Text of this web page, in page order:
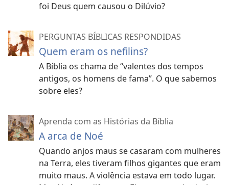
foi Deus quem causou o Dilúvio?
PERGUNTAS BÍBLICAS RESPONDIDAS
Quem eram os nefilins?
A Bíblia os chama de “valentes dos tempos
antigos, os homens de fama”. O que sabemos
sobre eles?
Aprenda com as Histórias da Bíblia
A arca de Noé
Quando anjos maus se casaram com mulheres
na Terra, eles tiveram filhos gigantes que eram
muito maus. A violência estava em todo lugar.